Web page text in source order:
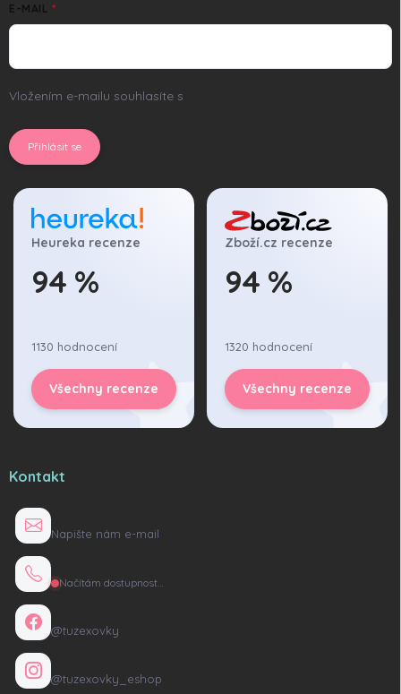
E-MAIL
Vložením e-mailu souhlasíte s
Přihlásit se
Heureka recenze
94 %
1130 hodnocení
Všechny recenze
Zboží.cz recenze
94 %
1320 hodnocení
Všechny recenze
Kontakt
Napište nám e-mail
Načítám dostupnost…
@tuzexovky
@tuzexovky_eshop